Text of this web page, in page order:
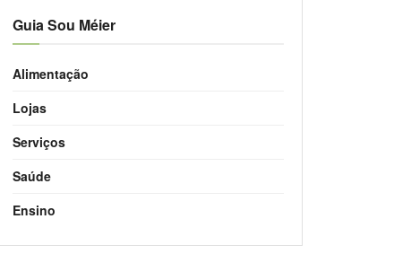
Guia Sou Méier
Alimentação
Lojas
Serviços
Saúde
Ensino